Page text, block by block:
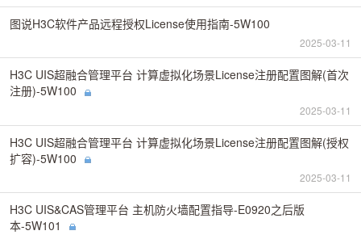
图说H3C软件产品远程授权License使用指南-5W100
2025-03-11
H3C UIS超融合管理平台 计算虚拟化场景License注册配置图解(首次
注册)-5W100
2025-03-11
H3C UIS超融合管理平台 计算虚拟化场景License注册配置图解(授权
扩容)-5W100
2025-03-11
H3C UIS&CAS管理平台 主机防火墙配置指导-E0920之后版
本-5W101